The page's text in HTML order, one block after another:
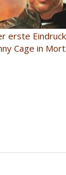
erste
Cage in